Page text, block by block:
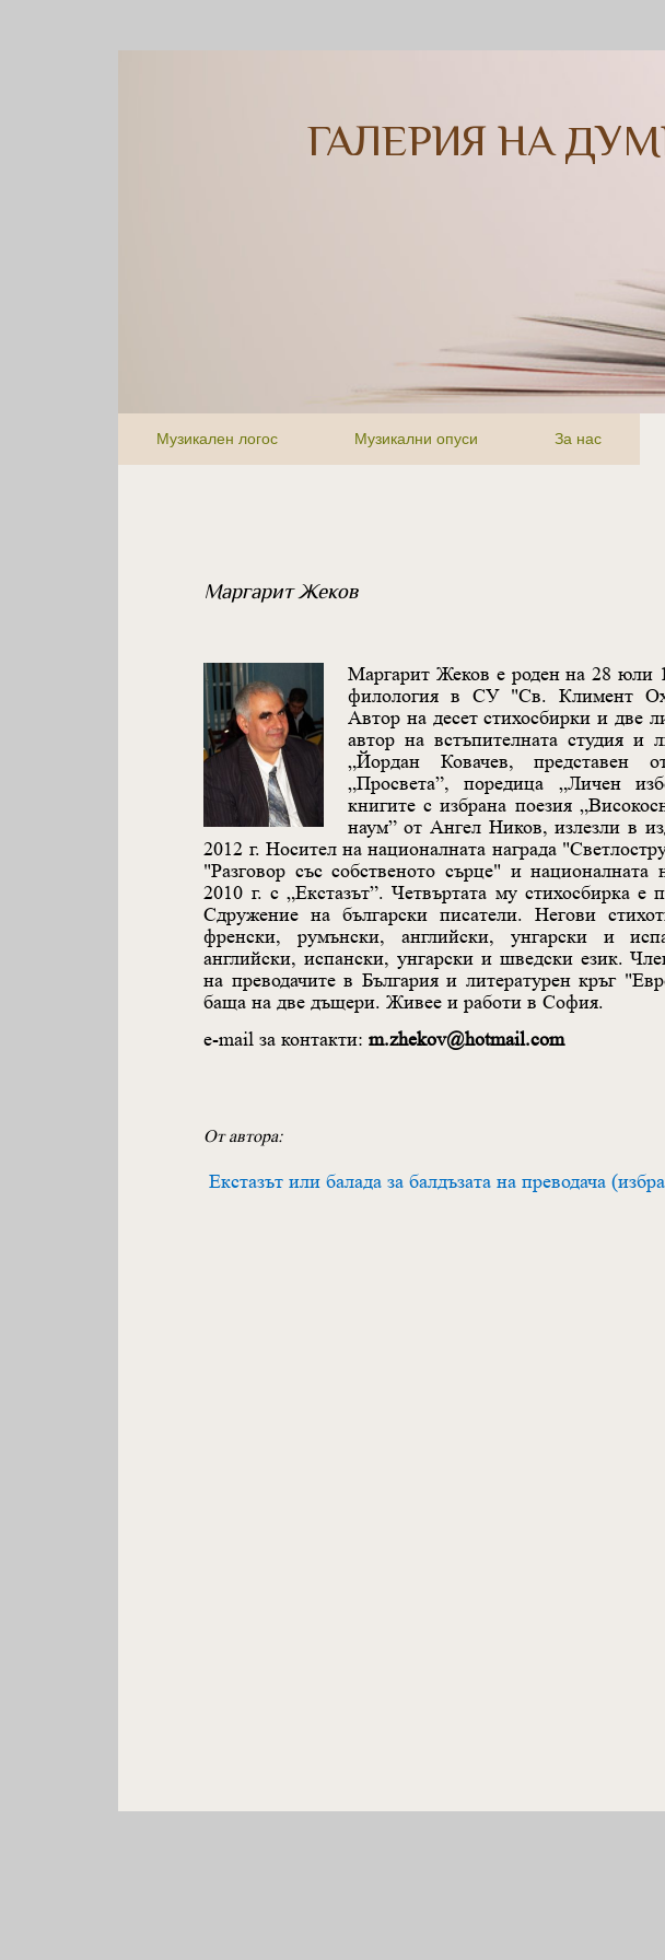
ГАЛЕРИЯ НА
Музикален логос Музикални опуси За нас
Маргарит Жеков
Маргарит Жеков е роден на 28 юли
филология в СУ "Св. Климент
Автор на десет стихосбирки и две
автор на встъпителната студия и
„Йордан Ковачев, представен
„Просвета”, поредица „Личен
книгите с избрана поезия
наум” от Ангел Ников, излезли в
2012 г. Носител на националната награда
"Разговор със собственото сърце" и националната
2010 г. с „Екстазът”. Четвъртата му стихосбирка е
Сдружение на български писатели. Негови
френски, румънски, английски, унгарски и
английски, испански, унгарски и шведски език.
на преводачите в България и литературен кръг
баща на две дъщери. Живее и работи в София.
e-mail за контакти:m.zhekov@hotmail.com
От автора:
Eкстазът или балада за балдъзата на преводача